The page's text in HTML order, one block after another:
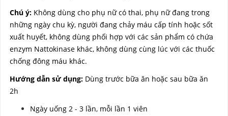
Chú ý: Không dùng cho phụ nữ có thai, phụ nữ đang trong
những ngày chu kỳ, người đang chảy máu cấp tính hoặc sốt
xuất huyết, không dùng phối hợp với các sản phẩm có chứa
enzym Nattokinase khác, không dùng cùng lúc với các thuốc
chống đông máu khác.
Hướng dẫn sử dụng: Dùng trước bữa ăn hoặc sau bữa ăn
2h
Ngày uống 2 - 3 lần, mỗi lần 1 viên